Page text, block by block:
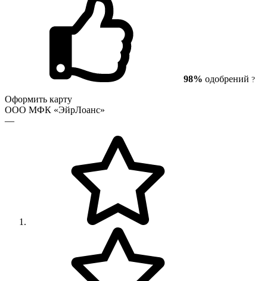
98% одобрений ?
Оформить карту
ООО МФК «ЭйрЛоанс»
—